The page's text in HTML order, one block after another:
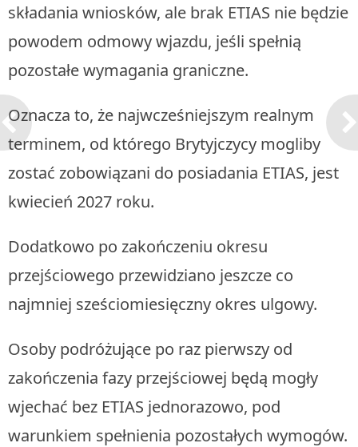
składania wniosków, ale brak ETIAS nie będzie
powodem odmowy wjazdu, jeśli spełnią
pozostałe wymagania graniczne.
Oznacza to, że najwcześniejszym realnym
terminem, od którego Brytyjczycy mogliby
zostać zobowiązani do posiadania ETIAS, jest
kwiecień 2027 roku.
Dodatkowo po zakończeniu okresu
przejściowego przewidziano jeszcze co
najmniej sześciomiesięczny okres ulgowy.
Osoby podróżujące po raz pierwszy od
zakończenia fazy przejściowej będą mogły
wjechać bez ETIAS jednorazowo, pod
warunkiem spełnienia pozostałych wymogów.